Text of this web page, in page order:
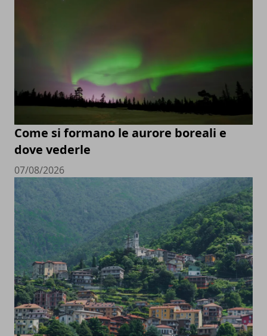
Come si formano le aurore boreali e
dove vederle
07/08/2026